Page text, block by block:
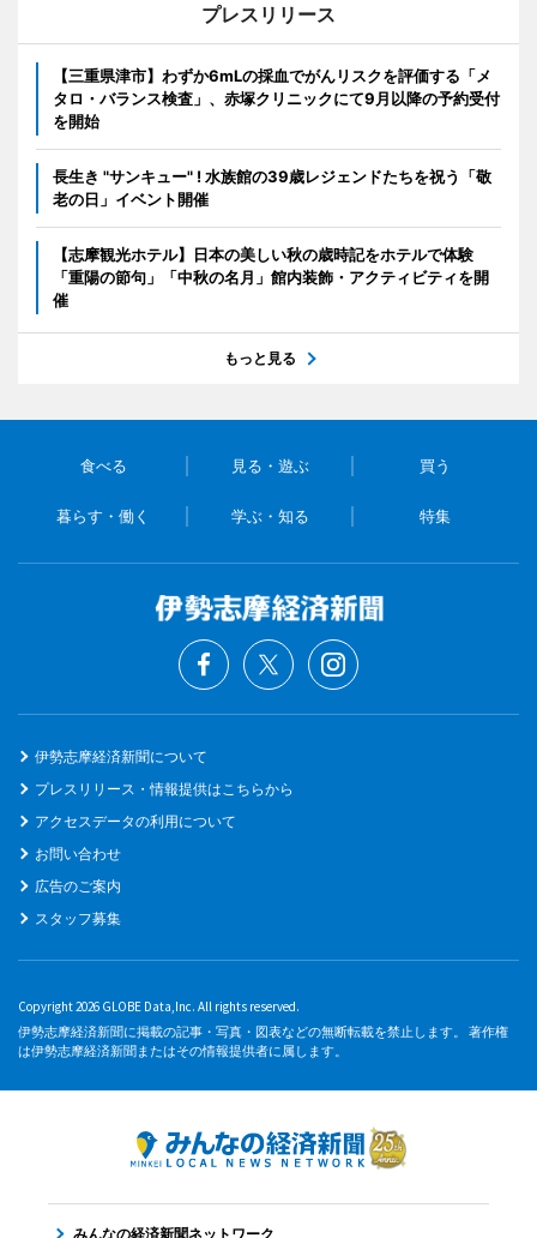
プレスリリース
【三重県津市】わずか6mLの採血でがんリスクを評価する「メ
タロ・バランス検査」、赤塚クリニックにて9月以降の予約受付
を開始
長生き "サンキュー" ! 水族館の39歳レジェンドたちを祝う「敬
老の日」イベント開催
【志摩観光ホテル】日本の美しい秋の歳時記をホテルで体験
「重陽の節句」「中秋の名月」館内装飾・アクティビティを開
催
もっと見る
食べる 見る・遊ぶ 買う
暮らす・働く 学ぶ・知る 特集
伊勢志摩経済新聞について
プレスリリース・情報提供はこちらから
アクセスデータの利用について
お問い合わせ
広告のご案内
スタッフ募集
Copyright 2026 GLOBE Data,Inc. All rights reserved.
伊勢志摩経済新聞に掲載の記事・写真・図表などの無断転載を禁止します。 著作権
は伊勢志摩経済新聞またはその情報提供者に属します。
みんなの経済新聞ネットワーク